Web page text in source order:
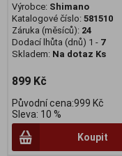
Výrobce: Shimano
Katalogové číslo: 581510
Záruka (měsíců): 24
Dodací lhůta (dnů) 1 - 7
Skladem: Na dotaz Ks
899 Kč
Původní cena:999 Kč
Sleva: 10 %
Koupit